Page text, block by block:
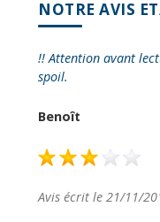
NOTRE AVIS
!! Attention avant
spoil.
Benoît
Avis écrit le 21/11/